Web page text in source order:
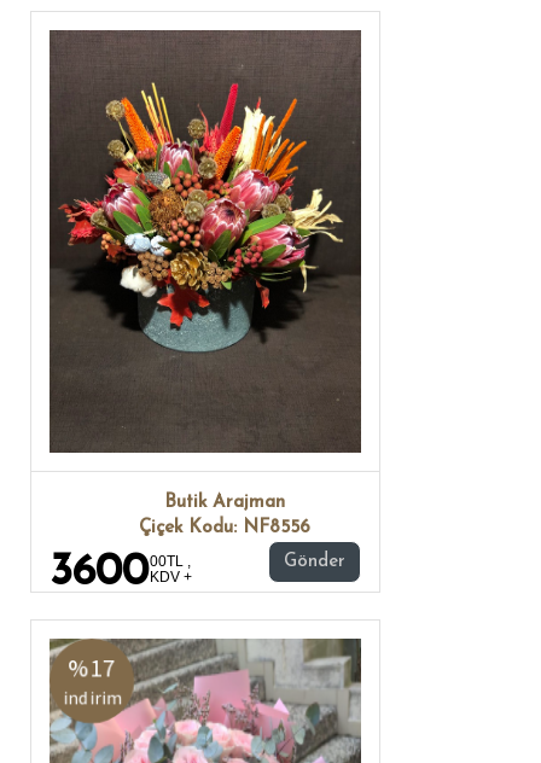
Butik Arajman
Çiçek Kodu: NF8556
360000TL ,
KDV +
Gönder
%17
indirim